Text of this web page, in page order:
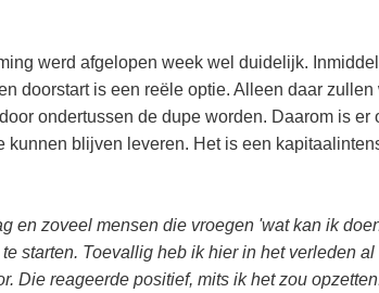
werd afgelopen week wel duidelijk.
doorstart is een reële optie. Alleen daar
ondertussen de dupe worden. Daarom is er
blijven leveren. Het is een
en zoveel mensen die vroegen 'wat kan ik
starten. Toevallig heb ik hier in het verleden
Die reageerde positief, mits ik het zou